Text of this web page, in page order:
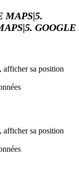
MAPS|5.
GOOGLE
afficher sa position
afficher sa position